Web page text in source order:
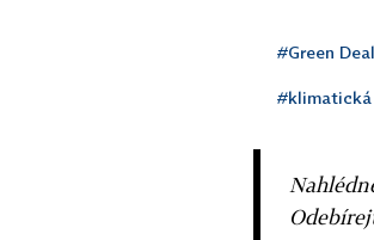
#Green Deal
#klimatická